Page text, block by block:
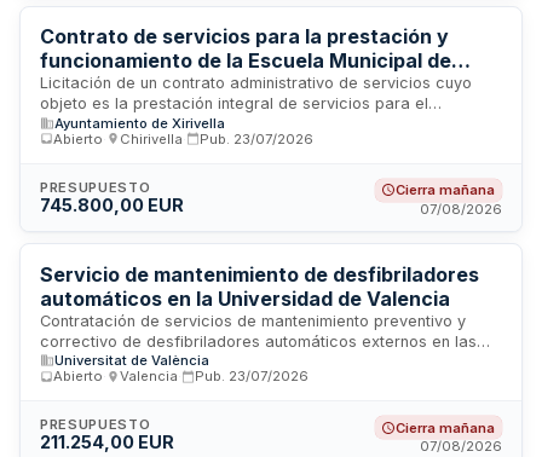
social que valorará medidas éticas y de inclusión laboral de
la empresa adjudicataria.
Contrato de servicios para la prestación y
funcionamiento de la Escuela Municipal de
Música de Xirivella
Licitación de un contrato administrativo de servicios cuyo
objeto es la prestación integral de servicios para el
funcionamiento de la Escuela Municipal de Música de
Xirivella. El contratista será responsable de la planificación,
incluyendo la gestión académica, tramitación de matrículas,
impartición de enseñanza en las especialidades musicales
elaboración de informes de evaluación, y puesta a
disposición del personal cualificado necesario para la
correcta ejecución de todas las prestaciones exigidas.
Ayuntamiento de Xirivella
Abierto
Chirivella Pub. 23/07/2026
PRESUPUESTO
745.800,00 EUR
Cierra mañana
07/08/2026
Servicio de mantenimiento de desfibriladores
automáticos en la Universidad de Valencia
Contratación de servicios de mantenimiento preventivo y
correctivo de desfibriladores automáticos externos en las
instalaciones de la Universidad de Valencia. El servicio
incluye la prestación descrita en el Pliego de Prescripciones
especificaciones técnicas establecidas para garantizar la
operatividad y seguridad de los equipos de desfibrilación
Universitat de València
Abierto
Valencia Pub. 23/07/2026
PRESUPUESTO
211.254,00 EUR
Cierra mañana
07/08/2026